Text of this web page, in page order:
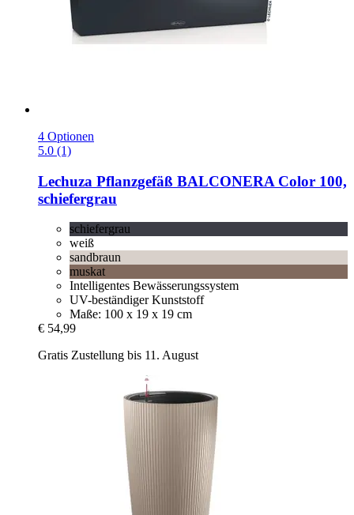
4 Optionen
5.0 (1)
Lechuza Pflanzgefäß BALCONERA Color 100,
schiefergrau
schiefergrau
weiß
sandbraun
muskat
Intelligentes Bewässerungssystem
UV-beständiger Kunststoff
Maße: 100 x 19 x 19 cm
€ 54,99
Gratis Zustellung bis 11. August